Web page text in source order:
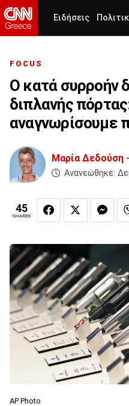
Ειδήσεις
FOCUS
Ο κατά συρροήν
διπλανής
αναγνωρίσουμε
Μαρία Δεδούση
Ανανεώθηκε:
45
SHARES
ΑP Photo